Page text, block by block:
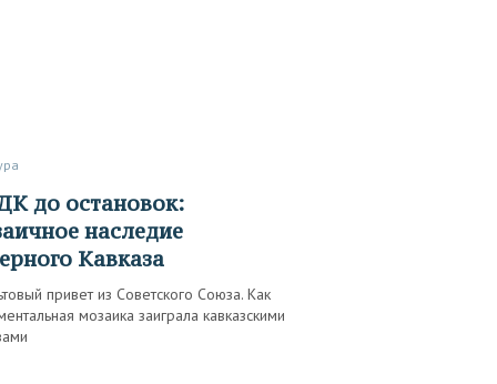
наследие
Кавказа
привет из Советского Союза. Как
мозаика заиграла кавказскими